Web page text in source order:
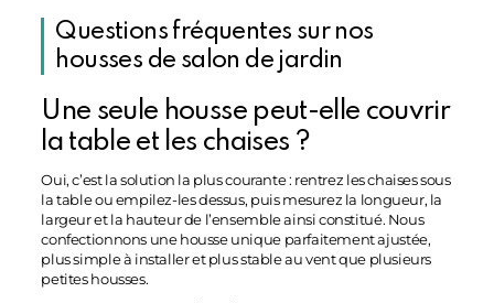
Questions fréquentes sur nos
housses de salon de jardin
Une seule housse peut-elle couvrir
la table et les chaises ?
Oui, c’est la solution la plus courante : rentrez les chaises sous
la table ou empilez-les dessus, puis mesurez la longueur, la
largeur et la hauteur de l’ensemble ainsi constitué. Nous
confectionnons une housse unique parfaitement ajustée,
plus simple à installer et plus stable au vent que plusieurs
petites housses.